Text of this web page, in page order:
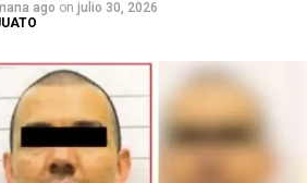
Pardo dentro de la Nueva
modalidades son incompatibles
Nacional, el cual busca
paz y la no v10lenc14. Las
que la educación militar es
de la Defensa Nacional para la
Armadas y la Guardia Nacional.
ago on julio 30, 2026